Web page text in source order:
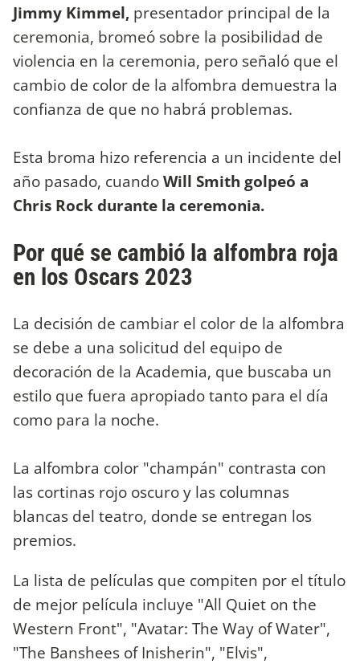
Jimmy Kimmel, presentador principal de la
ceremonia, bromeó sobre la posibilidad de
violencia en la ceremonia, pero señaló que el
cambio de color de la alfombra demuestra la
confianza de que no habrá problemas.
Esta broma hizo referencia a un incidente del
año pasado, cuandoWill Smith golpeó a
Chris Rock durante la ceremonia.
Por qué se cambió la alfombra roja
en los Oscars 2023
La decisión de cambiar el color de la alfombra
se debe a una solicitud del equipo de
decoración de la Academia, que buscaba un
estilo que fuera apropiado tanto para el día
como para la noche.
La alfombra color "champán" contrasta con
las cortinas rojo oscuro y las columnas
blancas del teatro, donde se entregan los
premios.
La lista de películas que compiten por el título
de mejor película incluye "All Quiet on the
Western Front", "Avatar: The Way of Water",
"The Banshees of Inisherin", "Elvis",